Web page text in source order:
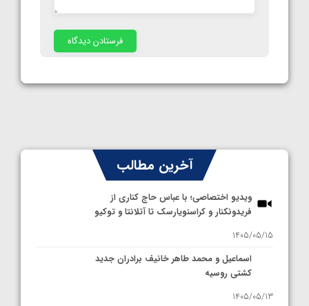
آخرین مطالب
ویدیو اختصاصی؛ با عباس حاج کناری از
فریدونکنار و کراسنویارسک تا آتلانتا و توکیو
1405/05/15
اسماعیل و محمد طاهر خانیف برادران جدید
کشتی روسیه
1405/05/13